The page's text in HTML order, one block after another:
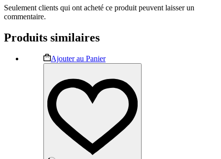
Seulement clients qui ont acheté ce produit peuvent laisser un
commentaire.
Produits similaires
Ajouter au PanierCe
plusieurs
variations.
options
peuvent
être
choisies
sur